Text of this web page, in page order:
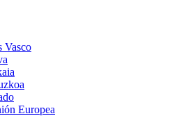
Vasco
Europea